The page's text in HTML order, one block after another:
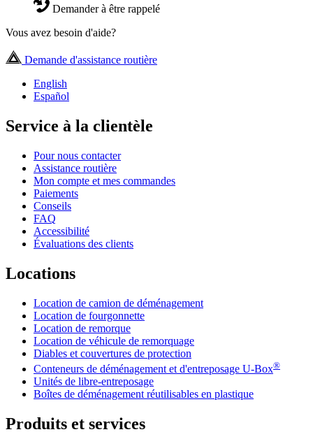
Demander à être rappelé
Vous avez besoin d'aide?
Demande d'assistance routière
English
Español
Service à la clientèle
Pour nous contacter
Assistance routière
Mon compte et mes commandes
Paiements
Conseils
FAQ
Accessibilité
Évaluations des clients
Locations
Location de camion de déménagement
Location de fourgonnette
Location de remorque
Location de véhicule de remorquage
Diables et couvertures de protection
Conteneurs de déménagement et d'entreposage U-Box®
Unités de libre-entreposage
Boîtes de déménagement réutilisables en plastique
Produits et services